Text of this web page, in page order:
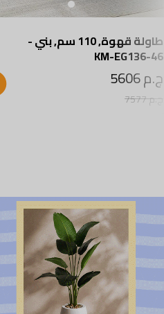
طاولة قهوة, 110 سم, بني -
KM-EG136-46
ج.م 5606
ج.م 7577